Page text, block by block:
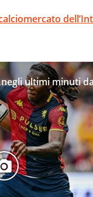
ultimi minuti